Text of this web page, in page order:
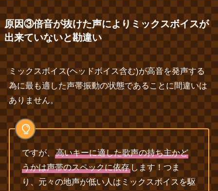
原因③倍音が抜けた声によりミックスボイスが
出来ていないと勘違い
ミックスボイス(ヘッドボイス含む)が高音を発声する
為に最も適した声帯振動の状態であることに間違いは
ありません。
ですが、高いキーに適した歌声の持ち主かど
うかは声帯のスペックに依存 します！つま
り、元々の地声が低い人はミックスボイスを駆